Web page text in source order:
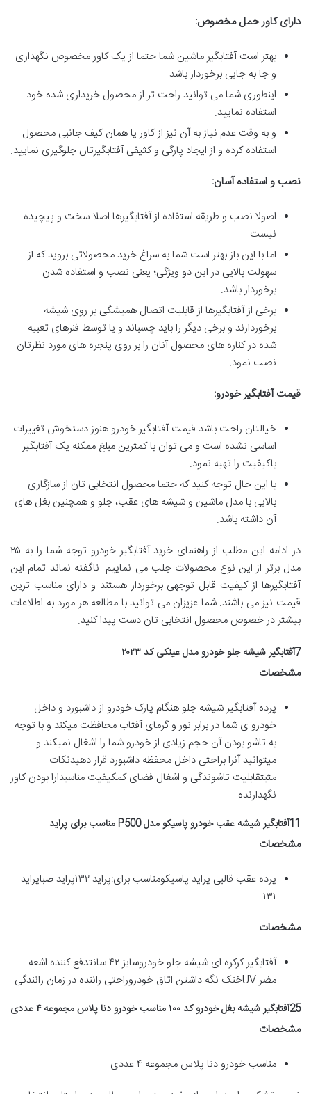
دارای کاور حمل مخصوص:
بهتر است آفتابگیر ماشین شما حتما از یک کاور مخصوص نگهداری
و جا به جایی برخوردار باشد.
اینطوری شما می توانید راحت تر از محصول خریداری شده خود
استفاده نمایید.
و به وقت عدم نیاز به آن نیز از کاور یا همان کیف جانبی محصول
استفاده کرده و از ایجاد پارگی و کثیفی آفتابگیرتان جلوگیری نمایید.
نصب و استفاده آسان:
اصولا نصب و طریقه استفاده از آفتابگیرها اصلا سخت و پیچیده
نیست.
اما با این باز بهتر است شما به سراغ خرید محصولاتی بروید که از
سهولت بالایی در این دو ویژگی؛ یعنی نصب و استفاده شدن
برخوردار باشد.
برخی از آفتابگیرها از قابلیت اتصال همیشگی بر روی شیشه
برخوردارند و برخی دیگر را باید چسباند و یا توسط فنرهای تعبیه
شده در کناره های محصول آنان را بر روی پنجره های مورد نظرتان
نصب نمود.
قیمت آفتابگیر خودرو:
خیالتان راحت باشد قیمت آفتابگیر خودرو هنوز دستخوش تغییرات
اساسی نشده است و می توان با کمترین مبلغ ممکنه یک آفتابگیر
باکیفیت را تهیه نمود.
با این حال توجه کنید که حتما محصول انتخابی تان از سازگاری
بالایی با مدل ماشین و شیشه های عقب، جلو و همچنین بغل های
آن داشته باشد.
در ادامه این مطلب از راهنمای خرید آفتابگیر خودرو توجه شما را به ۲۵
مدل برتر از این نوع محصولات جلب می نماییم. ناگفته نماند تمام این
آفتابگیرها از کیفیت قابل توجهی برخوردار هستند و دارای مناسب ترین
قیمت نیز می باشند. شما عزیزان می توانید با مطالعه هر مورد به اطلاعات
بیشتر در خصوص محصول انتخابی تان دست پیدا کنید.
7آفتابگیر شیشه جلو خودرو مدل عینکی کد ۲۰۲۳
مشخصات
پرده آفتابگیر شیشه جلو هنگام پارک خودرو از داشبورد و داخل
خودرو ی شما در برابر نور و گرمای آفتاب محافظت میکند و با توجه
به تاشو بودن آن حجم زیادی از خودرو شما را اشغال نمیکند و
میتوانید آنرا براحتی داخل محفظه داشبورد قرار دهیدنکات
مثبتقابلیت تاشوندگی و اشغال فضای کمکیفیت مناسبدارا بودن کاور
نگهدارنده
11آفتابگیر شیشه عقب خودرو پاسیکو مدل P500 مناسب برای پراید
مشخصات
پرده عقب قالبی پراید پاسیکومناسب برای:پراید ۱۳۲پراید صباپراید
۱۳۱
مشخصات
آفتابگیر کرکره ای شیشه جلو خودروسایز ۴۲ سانتدفع کننده اشعه
مضر UVخنک نگه داشتن اتاق خودروراحتی راننده در زمان رانندگی
25آفتابگیر شیشه بغل خودرو کد ۱۰۰ مناسب خودرو دنا پلاس مجموعه ۴ عددی
مشخصات
مناسب خودرو دنا پلاس مجموعه ۴ عددی